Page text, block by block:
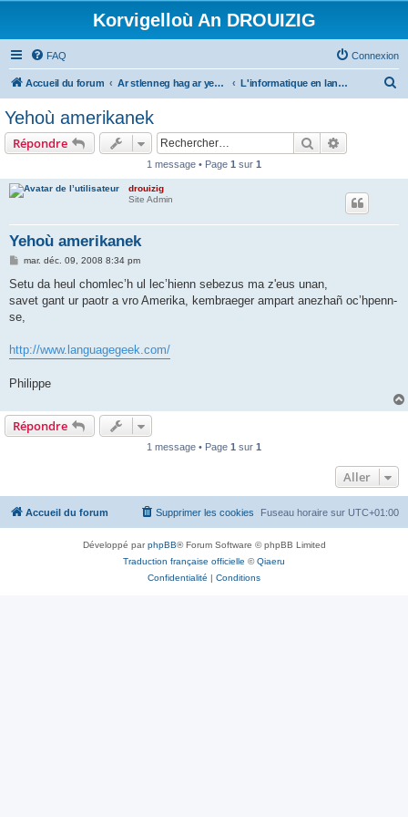
Korvigelloù An DROUIZIG
FAQ Connexion
Accueil du forum Ar stlenneg hag ar yezhoù bihan er bed a-bezh L'informatique en langues régionales et minoritaires
Yehoù amerikanek
Répondre Rechercher
1 message • Page 1 sur 1
drouizig
Site Admin
Yehoù amerikanek
M
s
a
g
e
mar. déc. 09, 2008 8:34 pm
Setu da heul chomlec’h ul lec’hienn sebezus ma z'eus unan,
savet gant ur paotr a vro Amerika, kembraeger ampart anezhañ oc’hpenn-
se,
http://www.languagegeek.com/
Philippe
Répondre
1 message • Page 1 sur 1
Aller
Accueil du forum Fuseau horaire sur UTC+01:00
Supprimer les cookies
Développé parphpBB® Forum Software © phpBB Limited
Traduction française officielle ©Qiaeru
Confidentialité | Conditions